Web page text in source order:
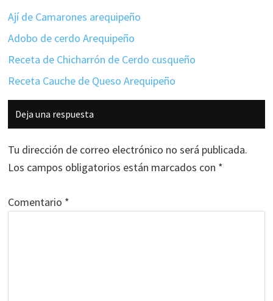
Ají de Camarones arequipeño
Adobo de cerdo Arequipeño
Receta de Chicharrón de Cerdo cusqueño
Receta Cauche de Queso Arequipeño
Interacciones
con
los
lectores
Deja una respuesta
Tu dirección de correo electrónico no será publicada.
Los campos obligatorios están marcados con *
Comentario *